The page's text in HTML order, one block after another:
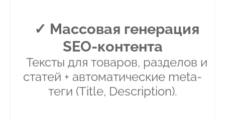
✓ Массовая генерация
SEO-контента
Тексты для товаров, разделов и
статей + автоматические meta-
теги (Title, Description).